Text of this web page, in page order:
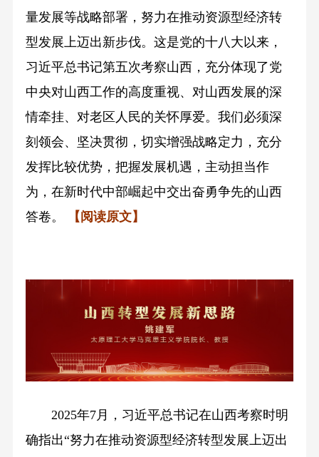
量发展等战略部署，努力在推动资源型经济转
型发展上迈出新步伐。这是党的十八大以来，
习近平总书记第五次考察山西，充分体现了党
中央对山西工作的高度重视、对山西发展的深
情牵挂、对老区人民的关怀厚爱。我们必须深
刻领会、坚决贯彻，切实增强战略定力，充分
发挥比较优势，把握发展机遇，主动担当作
为，在新时代中部崛起中交出奋勇争先的山西
答卷。
【阅读原文】
2025年7月，习近平总书记在山西考察时明
确指出“努力在推动资源型经济转型发展上迈出